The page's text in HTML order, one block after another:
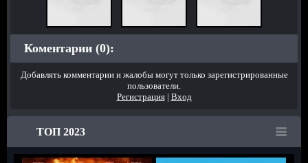
Коментарии (0):
Добавлять комментарии и жалобы могут только зарегистрированные
пользователи.
Регистрация| Вход
ТОП 2023